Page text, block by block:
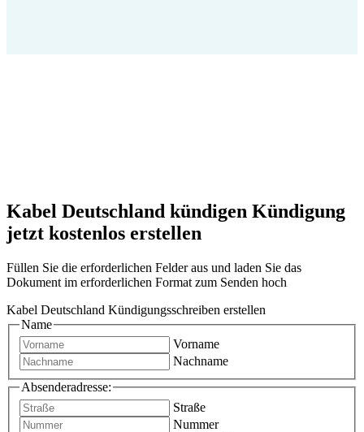
Kabel Deutschland kündigen Kündigung
jetzt kostenlos erstellen
Füllen Sie die erforderlichen Felder aus und laden Sie das
Dokument im erforderlichen Format zum Senden hoch
Kabel Deutschland Kündigungsschreiben erstellen
Name
Vorname
Nachname
Absenderadresse:
Straße
Nummer